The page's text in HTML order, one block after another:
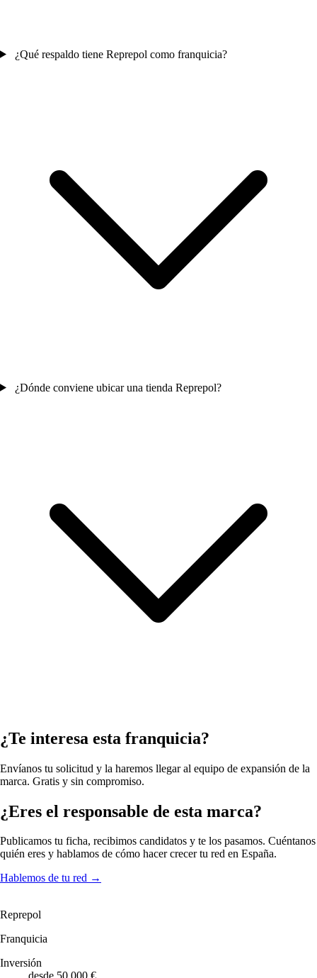
¿Qué respaldo tiene Reprepol como franquicia?
¿Dónde conviene ubicar una tienda Reprepol?
¿Te interesa esta franquicia?
Envíanos tu solicitud y la haremos llegar al equipo de expansión de la
marca. Gratis y sin compromiso.
¿Eres el responsable de esta marca?
Publicamos tu ficha, recibimos candidatos y te los pasamos. Cuéntanos
quién eres y hablamos de cómo hacer crecer tu red en España.
Hablemos de tu red →
Reprepol
Franquicia
Inversión